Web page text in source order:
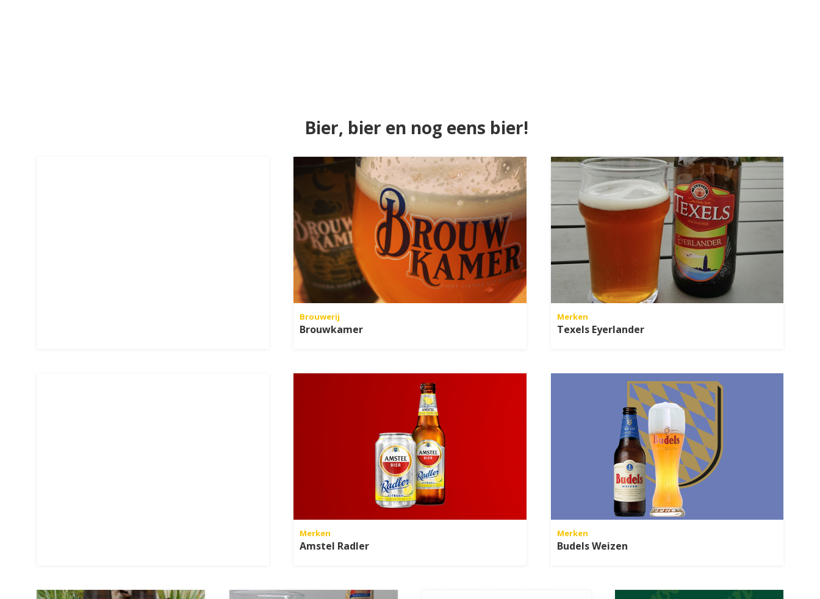
Bier, bier en nog eens bier!
Brouwerij
Brouwkamer
Merken
Texels Eyerlander
Merken
Amstel Radler
Merken
Budels Weizen